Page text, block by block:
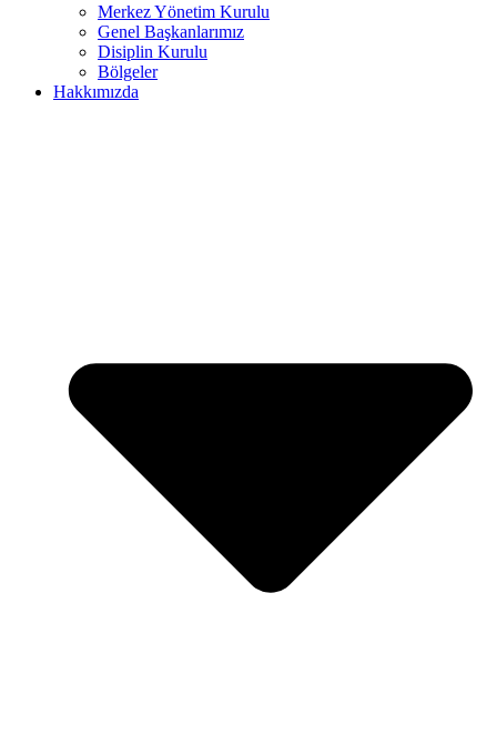
Merkez Yönetim Kurulu
Genel Başkanlarımız
Disiplin Kurulu
Bölgeler
Hakkımızda